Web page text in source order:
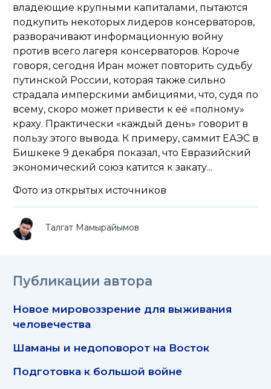
владеющие крупными капиталами, пытаются
подкупить некоторых лидеров консерваторов,
разворачивают информационную войну
против всего лагеря консерваторов. Короче
говоря, сегодня Иран может повторить судьбу
путинской России, которая также сильно
страдала имперскими амбициями, что, судя по
всему, скоро может привести к её «полному»
краху. Практически «каждый день» говорит в
пользу этого вывода. К примеру, саммит ЕАЭС в
Бишкеке 9 декабря показал, что Евразийский
экономический союз катится к закату...
Фото из открытых источников
Талгат Мамырайымов
Публикации автора
Новое мировоззрение для выживания
человечества
Шаманы и недоповорот на Восток
Подготовка к большой войне